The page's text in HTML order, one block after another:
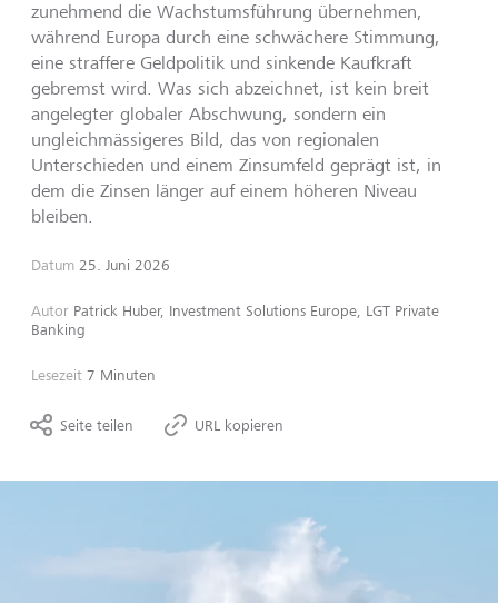
zunehmend die Wachstumsführung übernehmen,
während Europa durch eine schwächere Stimmung,
eine straffere Geldpolitik und sinkende Kaufkraft
gebremst wird. Was sich abzeichnet, ist kein breit
angelegter globaler Abschwung, sondern ein
ungleichmässigeres Bild, das von regionalen
Unterschieden und einem Zinsumfeld geprägt ist, in
dem die Zin­sen länger auf einem höheren Niveau
bleiben.
Datum 25. Juni 2026
Autor Patrick Huber, Investment Solutions Europe, LGT Private
Banking
Lesezeit 7 Minuten
Seite teilen URL kopieren